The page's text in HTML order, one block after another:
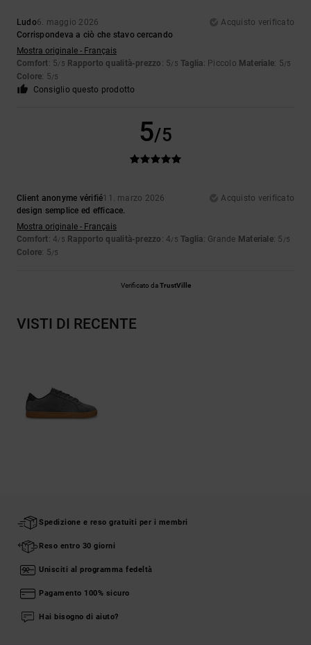
Ludo6. maggio 2026
Acquisto verificato
Corrispondeva a ciò che stavo cercando
Mostra originale - Français
Comfort: 5/5 Rapporto qualità-prezzo : 5/5 Taglia: Piccolo Materiale: 5/5
Colore: 5/5
Consiglio questo prodotto
5/5
Client anonyme vérifié11. marzo 2026
Acquisto verificato
design semplice ed efficace.
Mostra originale - Français
Comfort: 4/5 Rapporto qualità-prezzo : 4/5 Taglia: Grande Materiale: 5 /5
Colore: 5/5
Verificato daTrustVille
VISTI DI RECENTE
Spedizione e reso gratuiti per i membri
Reso entro 30 giorni
Unisciti al programma fedeltà
Pagamento 100% sicuro
Hai bisogno di aiuto?